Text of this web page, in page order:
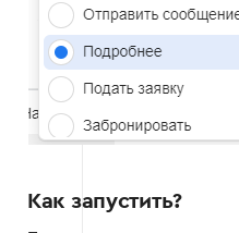
Как запустить?